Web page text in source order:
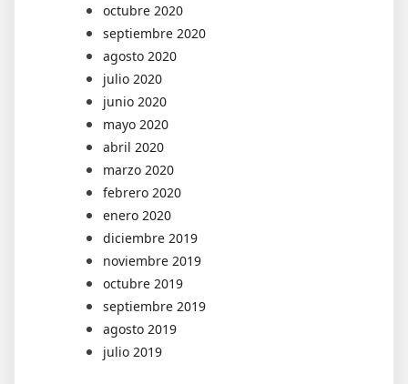
octubre 2020
septiembre 2020
agosto 2020
julio 2020
junio 2020
mayo 2020
abril 2020
marzo 2020
febrero 2020
enero 2020
diciembre 2019
noviembre 2019
octubre 2019
septiembre 2019
agosto 2019
julio 2019